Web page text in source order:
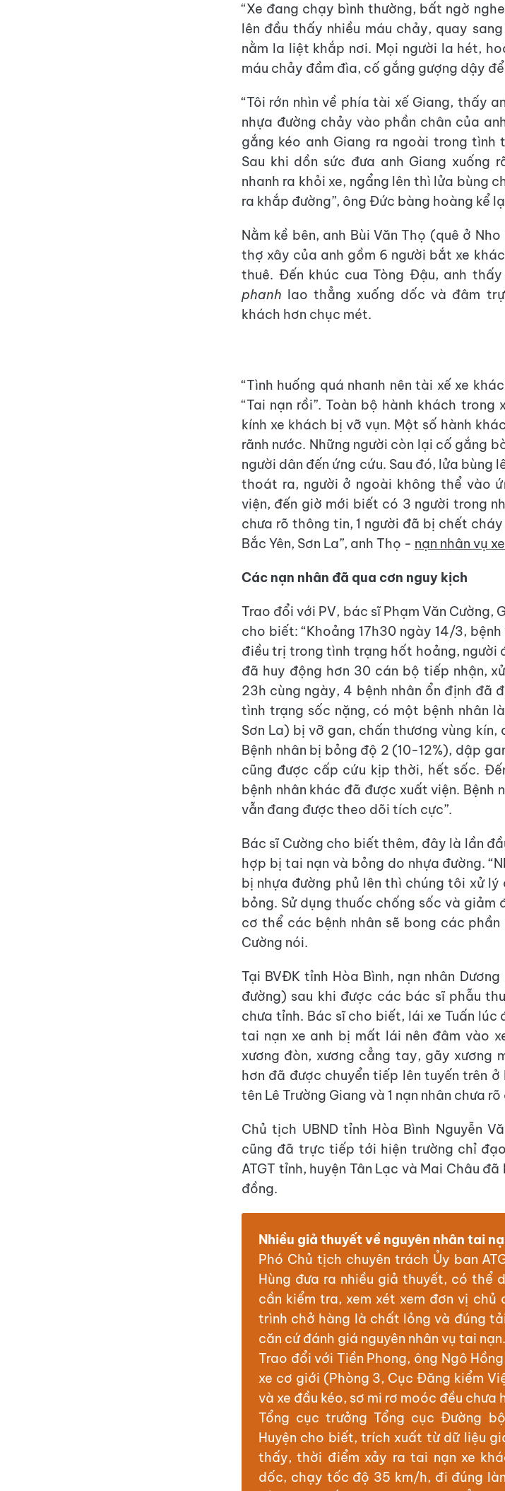
“Xe đang chạy bình thường, bất ngờ
lên đầu thấy nhiều máu chảy, quay
nằm la liệt khắp nơi. Mọi người la hét,
máu chảy đầm đìa, cố gắng gượng dậy
“Tôi rớn nhìn về phía tài xế Giang, thấy
nhựa đường chảy vào phần chân của
gắng kéo anh Giang ra ngoài trong
Sau khi dồn sức đưa anh Giang xuống
nhanh ra khỏi xe, ngẩng lên thì lửa bùng
ra khắp đường”, ông Đức bàng hoàng kể
Nằm kề bên, anh Bùi Văn Thọ (quê ở
thợ xây của anh gồm 6 người bắt xe
thuê. Đến khúc cua Tòng Đậu, anh
phanh lao thẳng xuống dốc và đâm
khách hơn chục mét.
“Tình huống quá nhanh nên tài xế xe
“Tai nạn rồi”. Toàn bộ hành khách
kính xe khách bị vỡ vụn. Một số hành
rãnh nước. Những người còn lại cố gắng
người dân đến ứng cứu. Sau đó, lửa bùng
thoát ra, người ở ngoài không thể vào
viện, đến giờ mới biết có 3 người trong
chưa rõ thông tin, 1 người đã bị chết
Bắc Yên, Sơn La”, anh Thọ - nạn nhân vụ
Các nạn nhân đã qua cơn nguy kịch
Trao đổi với PV, bác sĩ Phạm Văn Cường,
cho biết: “Khoảng 17h30 ngày 14/3,
điều trị trong tình trạng hốt hoảng, người
đã huy động hơn 30 cán bộ tiếp nhận,
23h cùng ngày, 4 bệnh nhân ổn định đã
tình trạng sốc nặng, có một bệnh nhân
Sơn La) bị vỡ gan, chấn thương vùng
Bệnh nhân bị bỏng độ 2 (10-12%), dập
cũng được cấp cứu kịp thời, hết sốc.
bệnh nhân khác đã được xuất viện. Bệnh
vẫn đang được theo dõi tích cực”.
Bác sĩ Cường cho biết thêm, đây là lần
hợp bị tai nạn và bỏng do nhựa đường.
bị nhựa đường phủ lên thì chúng tôi xử
bỏng. Sử dụng thuốc chống sốc và giảm
cơ thể các bệnh nhân sẽ bong các phần
Cường nói.
Tại BVĐK tỉnh Hòa Bình, nạn nhân
đường) sau khi được các bác sĩ phẫu
chưa tỉnh. Bác sĩ cho biết, lái xe Tuấn
tai nạn xe anh bị mất lái nên đâm vào
xương đòn, xương cẳng tay, gãy xương
hơn đã được chuyển tiếp lên tuyến trên
tên Lê Trường Giang và 1 nạn nhân chưa
Chủ tịch UBND tỉnh Hòa Bình Nguyễn
cũng đã trực tiếp tới hiện trường chỉ
ATGT tỉnh, huyện Tân Lạc và Mai Châu
đồng.
Nhiều giả thuyết về nguyên nhân tai
Phó Chủ tịch chuyên trách Ủy ban
Hùng đưa ra nhiều giả thuyết, có thể
cần kiểm tra, xem xét xem đơn vị chủ
trình chở hàng là chất lỏng và đúng
căn cứ đánh giá nguyên nhân vụ tai nạn.
Trao đổi với Tiền Phong, ông Ngô
xe cơ giới (Phòng 3, Cục Đăng kiểm
và xe đầu kéo, sơ mi rơ moóc đều chưa
Tổng cục trưởng Tổng cục Đường
Huyện cho biết, trích xuất từ dữ liệu
thấy, thời điểm xảy ra tai nạn xe
dốc, chạy tốc độ 35 km/h, đi đúng